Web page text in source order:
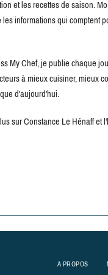
et les recettes de saison.
informations qui comptent
My Chef, je publie chaque
à mieux cuisiner, mieux
d'aujourd'hui.
sur Constance Le Hénaff et
A PROPOS